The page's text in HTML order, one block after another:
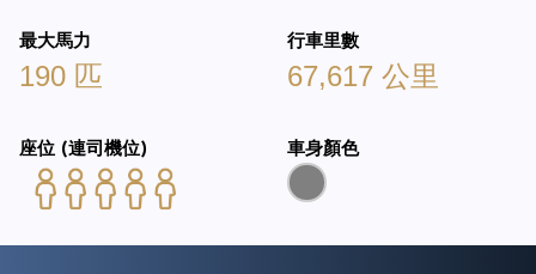
最大馬力
190 匹
行車里數
67,617 公里
座位 (連司機位) 車身顏色